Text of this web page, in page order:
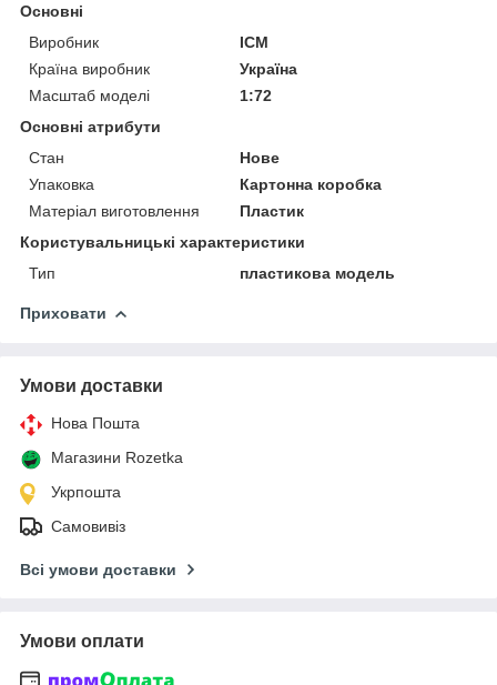
Основні
Виробник
ICM
Країна виробник
Україна
Масштаб моделі
1:72
Основні атрибути
Стан
Нове
Упаковка
Картонна коробка
Матеріал виготовлення
Пластик
Користувальницькі характеристики
Тип
пластикова модель
Приховати
Умови доставки
Нова Пошта
Магазини Rozetka
Укрпошта
Самовивіз
Всі умови доставки
Умови оплати